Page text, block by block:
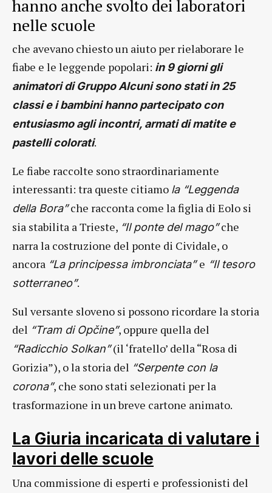
hanno anche svolto dei laboratori
nelle scuole
che avevano chiesto un aiuto per rielaborare le
fiabe e le leggende popolari: in 9 giorni gli
animatori di Gruppo Alcuni sono stati in 25
classi e i bambini hanno partecipato con
entusiasmo agli incontri, armati di matite e
pastelli colorati.
Le fiabe raccolte sono straordinariamente
interessanti: tra queste citiamo la “Leggenda
della Bora”che racconta come la figlia di Eolo si
sia stabilita a Trieste, “Il ponte del mago”che
narra la costruzione del ponte di Cividale, o
ancora “La principessa imbronciata”e “Il tesoro
sotterraneo”.
Sul versante sloveno si possono ricordare la storia
del “Tram di Opčine”, oppure quella del
“Radicchio Solkan”(il ‘fratello’ della “Rosa di
Gorizia”), o la storia del “Serpente con la
corona”, che sono stati selezionati per la
trasformazione in un breve cartone animato.
La Giuria incaricata di valutare i
lavori delle scuole
Una commissione di esperti e professionisti del